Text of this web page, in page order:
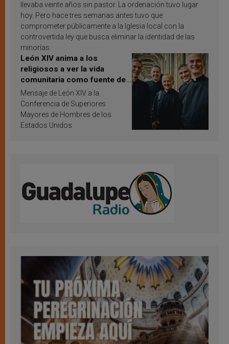
llevaba veinte años sin pastor. La ordenación tuvo lugar
hoy. Pero hace tres semanas antes tuvo que
comprometer públicamente a la Iglesia local con la
controvertida ley que busca eliminar la identidad de las
minorías.
León XIV anima a los
religiosos a ver la vida
comunitaria como fuente de
inspiración y santificación
Mensaje de León XIV a la
Conferencia de Superiores
Mayores de Hombres de los
Estados Unidos